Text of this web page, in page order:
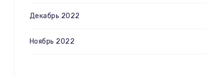
Декабрь 2022
Ноябрь 2022